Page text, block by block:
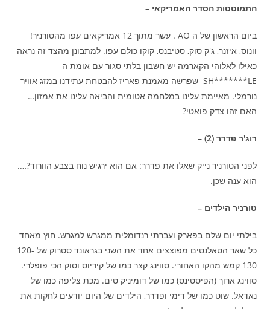
התמוטטות הסדר האמריקאי –
ביום הראשון של ה AO . עשר מתוך 12 אמריקאים עפו מהטורניר!
וונוס, איזנר, ג'ק סוק, סטיבנס, קוקו כולם עפו. למתבונן מהצד זה נראה
כאילו לאלוהי הקארמה יש חשבון בלתי סגור עם אומת ה
SH*******LE שפרשה מאמנת פאריז להבטחת עתידנו במזג אוויר
נורמלי. מאיימת עלינו במלחמה אטומית והביאה עלינו את אמזון…
האם זהו צדק פואטי?
רוג'ר פדרר (2) –
לפני הטורניר נייק שאלו את פדרר: אם הוא ירגיש נוח בצבע הוורוד?….
הוא ענה שכן.
טורניר הילדים –
בילתי יום שלם בפארק ועברתי רנדומלית ממגרש למגרש. חוץ מאחד
כל שאר הטאלנטים מפוצצים אחד את השני בגראונד סטרוק של 120-
130 קמש מהקו האחורי. סווינג קצר כמו של קיריוס וסוק הכי פופלרי.
סווינג ארוך (הפיסטינס) כמו של דומיניק טים. מכת צליפה כמו של
נאדאל. שוט כמו של דימי ופדרר, הילדים של היום יודעים לחקות את